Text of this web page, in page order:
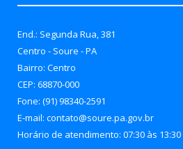
End.: Segunda Rua, 381
Centro - Soure - PA
Bairro: Centro
CEP: 68870-000
Fone: (91) 98340-2591
E-mail: contato@soure.pa.gov.br
Horário de atendimento: 07:30 às 13:30